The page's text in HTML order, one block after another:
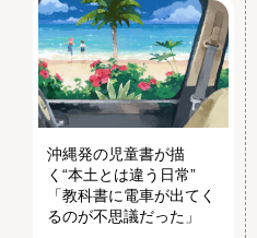
沖縄発の児童書が描
く“本土とは違う日常”
「教科書に電車が出てく
るのが不思議だった」